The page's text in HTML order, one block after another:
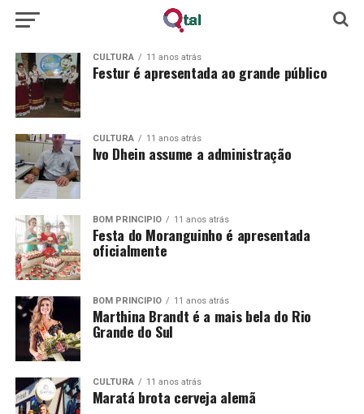
CULTURA 11 anos atrás
Festur é apresentada ao grande público
CULTURA 11 anos atrás
Ivo Dhein assume a administração
BOM PRINCÍPIO 11 anos atrás
Festa do Moranguinho é apresentada
oficialmente
BOM PRINCÍPIO 11 anos atrás
Marthina Brandt é a mais bela do Rio
Grande do Sul
CULTURA 11 anos atrás
Maratá brota cerveja alemã